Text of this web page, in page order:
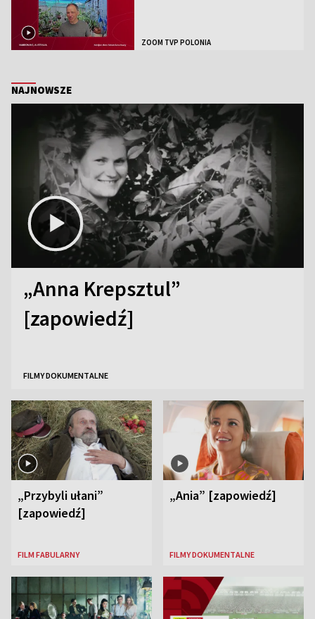
ZOOM TVP POLONIA
NAJNOWSZE
„Anna Krepsztul”
[zapowiedź]
FILMY DOKUMENTALNE
„Przybyli ułani”
[zapowiedź]
FILM FABULARNY
„Ania” [zapowiedź]
FILMY DOKUMENTALNE